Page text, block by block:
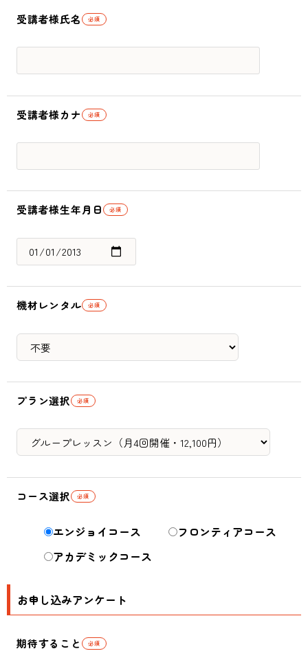
受講者様氏名 必須
受講者様カナ 必須
受講者様生年月日 必須
機材レンタル 必須
プラン選択 必須
コース選択 必須
エンジョイコース
フロンティアコース
アカデミックコース
お申し込みアンケート
期待すること 必須